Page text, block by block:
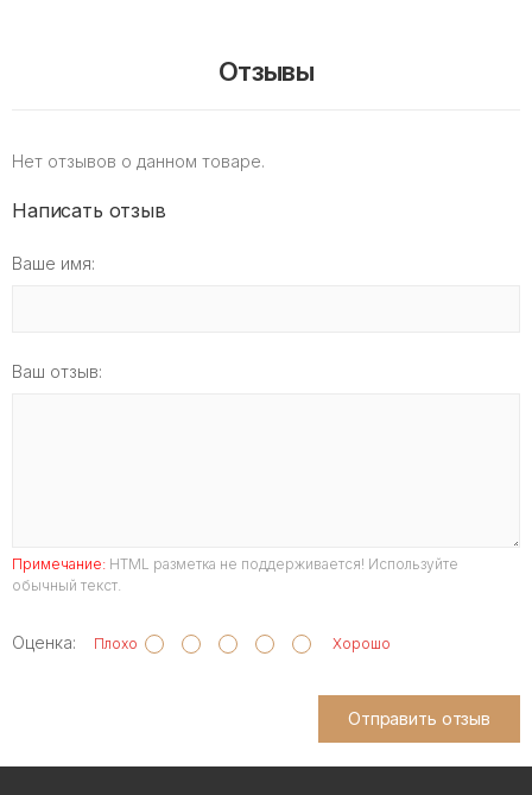
Отзывы
Нет отзывов о данном товаре.
Написать отзыв
Ваше имя:
Ваш отзыв:
Примечание: HTML разметка не поддерживается! Используйте
обычный текст.
Оценка: Плохо Хорошо
Отправить отзыв